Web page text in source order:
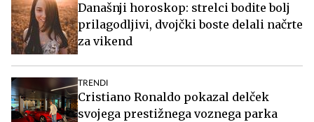
Današnji horoskop: strelci bodite bolj
prilagodljivi, dvojčki boste delali načrte
za vikend
TRENDI
Cristiano Ronaldo pokazal delček
svojega prestižnega voznega parka